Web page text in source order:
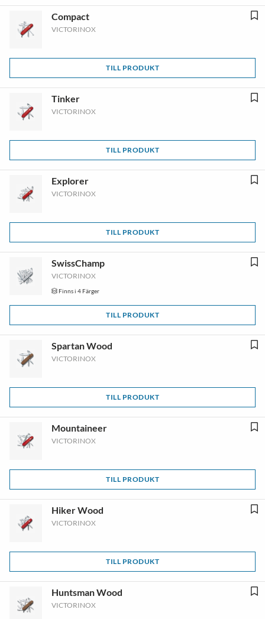
Compact
VICTORINOX
TILL PRODUKT
Tinker
VICTORINOX
TILL PRODUKT
Explorer
VICTORINOX
TILL PRODUKT
SwissChamp
VICTORINOX
Finns i 4 Färger
TILL PRODUKT
Spartan Wood
VICTORINOX
TILL PRODUKT
Mountaineer
VICTORINOX
TILL PRODUKT
Hiker Wood
VICTORINOX
TILL PRODUKT
Huntsman Wood
VICTORINOX